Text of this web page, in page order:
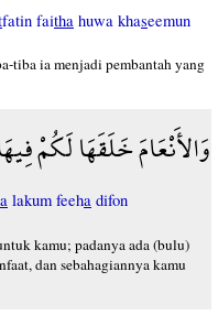
fatin faitha huwa khaseemun
tiba ia menjadi pembantah yang
وَالأَنْعَامَ خَلَقَهَا لَكُمْ
a lakum feeha difon
kamu; padanya ada (bulu)
dan sebahagiannya kamu